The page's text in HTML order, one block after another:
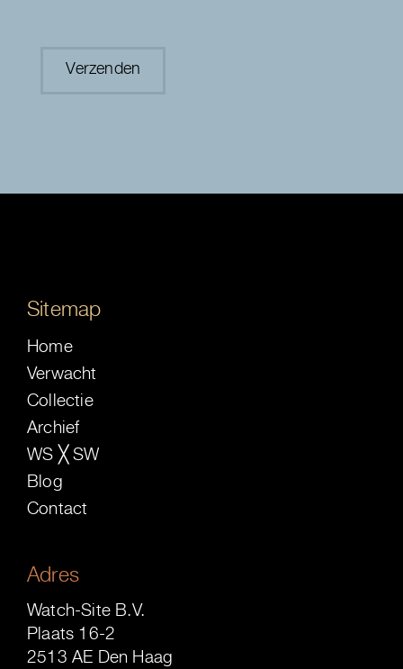
Sitemap
Home
Verwacht
Collectie
Archief
WS ╳ SW
Blog
Contact
Adres
Watch-Site B.V.
Plaats 16-2
2513 AE Den Haag